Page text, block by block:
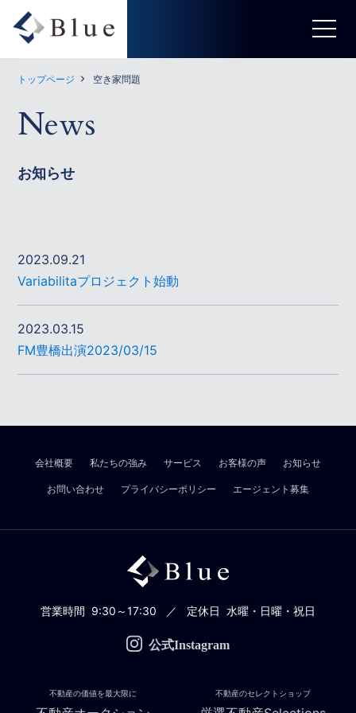
トップページ 空き家問題
News
お知らせ
2023.09.21
Variabilitaプロジェクト始動
2023.03.15
FM豊橋出演2023/03/15
会社概要 私たちの強み サービス お客様の声 お知らせ
お問い合わせ プライバシーポリシー エージェント募集
営業時間 9:30～17:30 定休日 水曜・日曜・祝日
公式Instagram
不動産の価値を最大限に 不動産のセレクトショップ